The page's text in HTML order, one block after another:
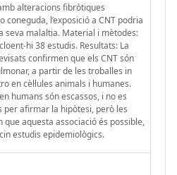
alteracions fibròtiques
coneguda, l’exposició a CNT podria
seva malaltia. Material i mètodes:
hi 38 estudis. Resultats: La
confirmen que els CNT són
a partir de les troballes in
en cèl·lules animals i humanes.
humans són escassos, i no es
per afirmar la hipòtesi, però les
que aquesta associació és possible,
estudis epidemiològics.